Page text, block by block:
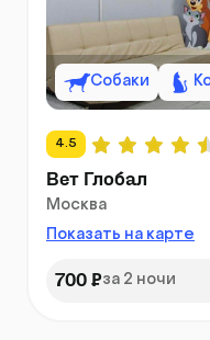
Собаки
4.5
Вет Глобал
Москва
Показать на карте
700 ₽за 2 ночи